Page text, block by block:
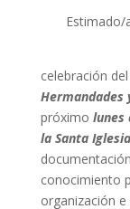
Estimado/a
Con
celebración del
Hermandades
próximo lunes
la Santa
conocimiento
organización